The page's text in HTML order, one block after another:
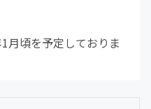
月頃を予定しておりま